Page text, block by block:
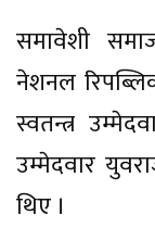
समावेशी
नेशनल
स्वतन्त्र
उम्मेदवार
थिए ।